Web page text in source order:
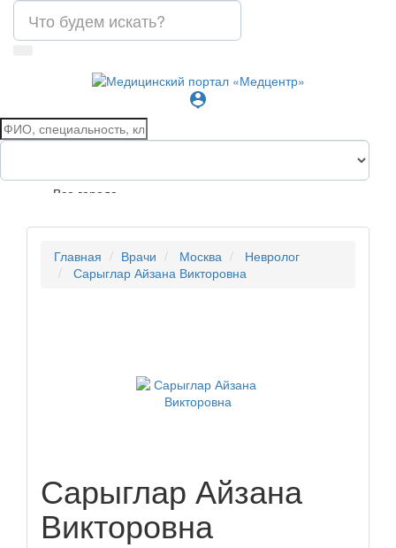
person_pin
Все города
Главная Врачи Москва
Невролог
Сарыглар Айзана Викторовна
Сарыглар Айзана
Викторовна